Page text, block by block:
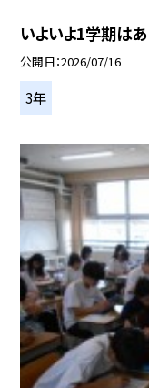
いよいよ1学期はあ
公開日 2026/07/16
3年